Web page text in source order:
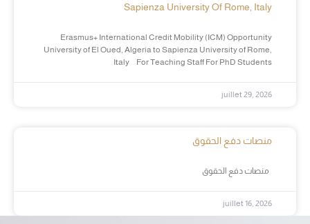
Sapienza University Of Rome, Italy
Erasmus+ International Credit Mobility (ICM) Opportunity
University of El Oued, Algeria to Sapienza University of Rome,
Italy For Teaching Staff For PhD Students
juillet 29, 2026
منصات دفع الحقوق
juillet 16, 2026